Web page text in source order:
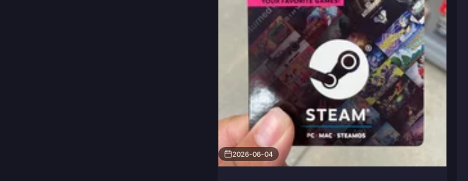
2026-06-04